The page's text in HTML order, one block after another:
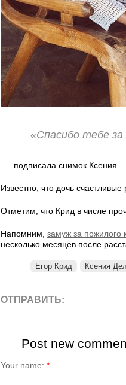
«Спасибо тебе за
— подписала снимок Ксения.
Известно, что дочь
Отметим, что Крид в числе
Напомним, замуж за
несколько месяцев после
Егор Крид Ксения
ОТПРАВИТЬ:
Post new
Your name: *